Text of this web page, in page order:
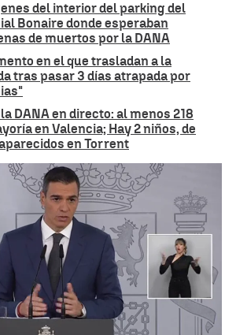
del interior del parking del
Bonaire donde esperaban
de muertos por la DANA
en el que trasladan a la
tras pasar 3 días atrapada por
DANA en directo: al menos 218
en Valencia; Hay 2 niños, de
en Torrent
un plan estatal de ayudas por la DANA de
hasta 10.600 millones
05 de noviembre de 2024, 13:11
05 de noviembre de 2024, 11:50